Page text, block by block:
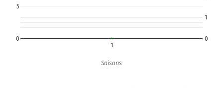
1
0
5
0
1
Saisons